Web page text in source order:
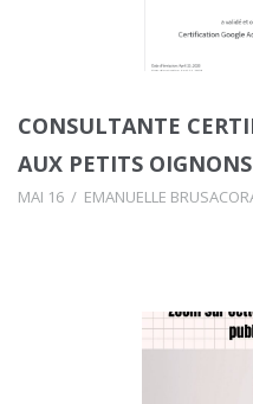
CONSULTANTE
AUX PETITS OIGNONS
MAI 16 EMANUELLE